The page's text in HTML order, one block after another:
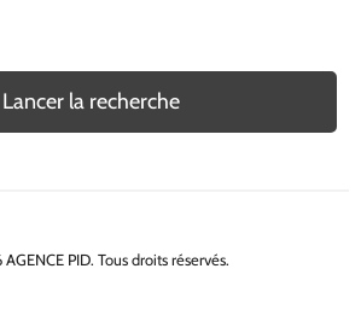
Lancer la recherche
PID. Tous droits réservés.